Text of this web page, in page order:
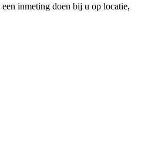
inmeting doen bij u op locatie,